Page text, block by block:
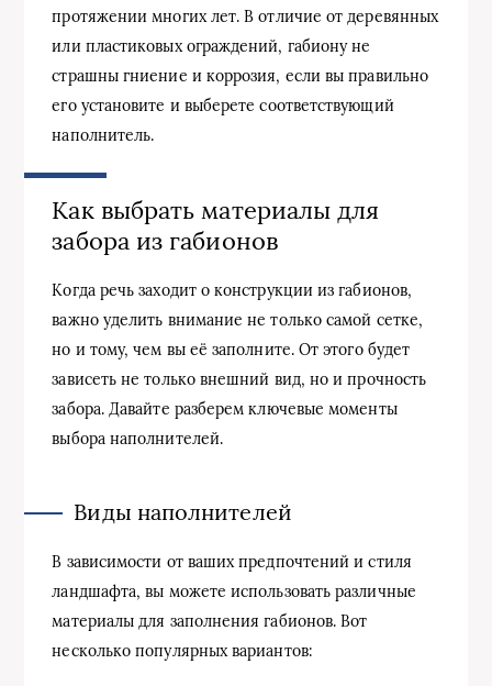
протяжении многих лет. В отличие от деревянных
или пластиковых ограждений, габиону не
страшны гниение и коррозия, если вы правильно
его установите и выберете соответствующий
наполнитель.
Как выбрать материалы для
забора из габионов
Когда речь заходит о конструкции из габионов,
важно уделить внимание не только самой сетке,
но и тому, чем вы её заполните. От этого будет
зависеть не только внешний вид, но и прочность
забора. Давайте разберем ключевые моменты
выбора наполнителей.
Виды наполнителей
В зависимости от ваших предпочтений и стиля
ландшафта, вы можете использовать различные
материалы для заполнения габионов. Вот
несколько популярных вариантов: